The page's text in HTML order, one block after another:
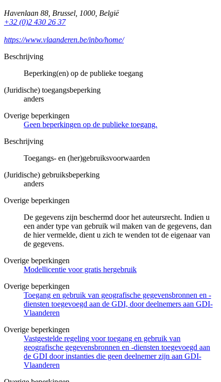
Havenlaan 88 Brussel 1000 België
+32 (0)2 430 26 37
https://www.vlaanderen.be/inbo/home/
Beschrijving
Beperking(en) op de publieke toegang
(Juridische) toegangsbeperking
anders
Overige beperkingen
Geen beperkingen op de publieke toegang.
Beschrijving
Toegangs- en (her)gebruiksvoorwaarden
(Juridische) gebruiksbeperking
anders
Overige beperkingen
De gegevens zijn beschermd door het auteursrecht. Indien u
een ander type van gebruik wil maken van de gegevens, dan
de hier vermelde, dient u zich te wenden tot de eigenaar van
de gegevens.
Overige beperkingen
Modellicentie voor gratis hergebruik
Overige beperkingen
Toegang en gebruik van geografische gegevensbronnen en -
diensten toegevoegd aan de GDI, door deelnemers aan GDI-
Vlaanderen
Overige beperkingen
Vastgestelde regeling voor toegang en gebruik van
geografische gegevensbronnen en -diensten toegevoegd aan
de GDI door instanties die geen deelnemer zijn aan GDI-
Vlaanderen